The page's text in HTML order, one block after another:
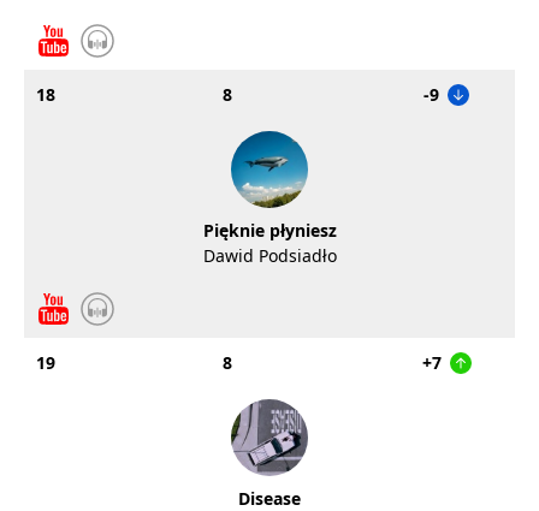
18 8 -9
Pięknie płyniesz
Dawid Podsiadło
19 8 +7
Disease